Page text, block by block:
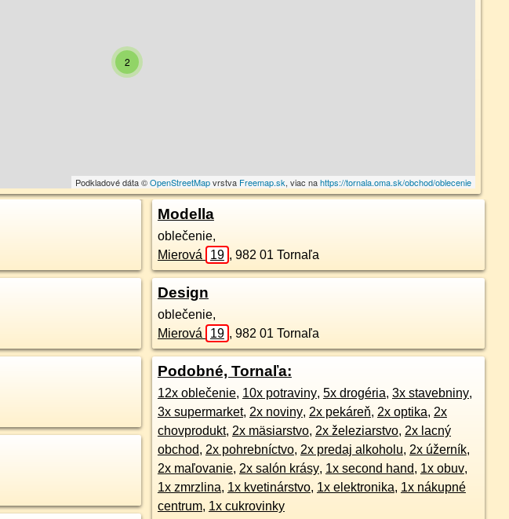
2
Podkladové dáta ©OpenStreetMapvrstva Freemap.sk, viac nahttps://tornala.oma.sk/obchod/oblecenie
Modella
oblečenie,
Mierová
19 , 982 01 Tornaľa
Design
oblečenie,
Mierová
19 , 982 01 Tornaľa
Podobné, Tornaľa:
12x oblečenie, 10x potraviny, 5x drogéria, 3x stavebniny,
3x supermarket, 2x noviny, 2x pekáreň, 2x optika, 2x
chovprodukt, 2x mäsiarstvo, 2x železiarstvo, 2x lacný
obchod, 2x pohrebníctvo, 2x predaj alkoholu, 2x úžerník,
2x maľovanie, 2x salón krásy, 1x second hand, 1x obuv,
1x zmrzlina, 1x kvetinárstvo, 1x elektronika, 1x nákupné
centrum, 1x cukrovinky